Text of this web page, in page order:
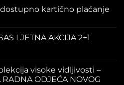
kartično plaćanje
LJETNA AKCIJA 2+1
visoke vidljivosti –
ODJEĆA NOVOG